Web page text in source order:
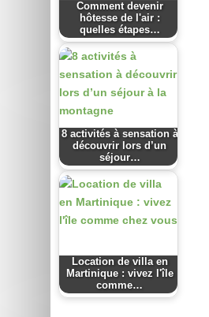
Comment devenir
hôtesse de l'air :
quelles étapes…
8 activités à sensation à
découvrir lors d’un
séjour…
Location de villa en
Martinique : vivez l'île
comme…